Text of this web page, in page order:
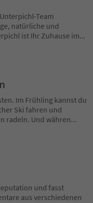
Team
natürliche und
ist Ihr Zuhause im...
Im Frühling kannst du
Ski fahren und
radeln. Und währen...
und fasst
aus verschiedenen